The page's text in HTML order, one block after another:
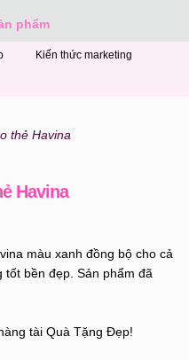
phẩm
Kiến thức marketing
thẻ Havina
Havina
màu xanh đồng bộ cho cả
bền đẹp. Sản phẩm đã
tài Quà Tặng Đẹp!